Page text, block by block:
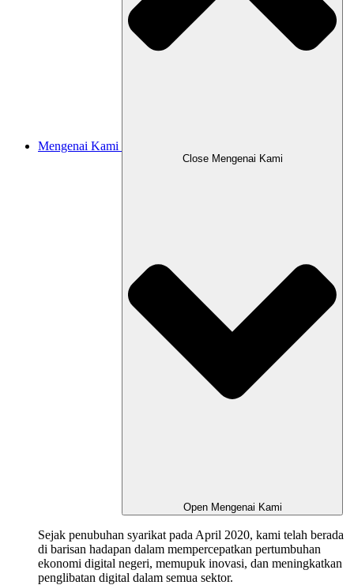
Mengenai Kami
Close Mengenai Kami
Open Mengenai Kami
Sejak penubuhan syarikat pada April 2020, kami telah berada
di barisan hadapan dalam mempercepatkan pertumbuhan
ekonomi digital negeri, memupuk inovasi, dan meningkatkan
penglibatan digital dalam semua sektor.